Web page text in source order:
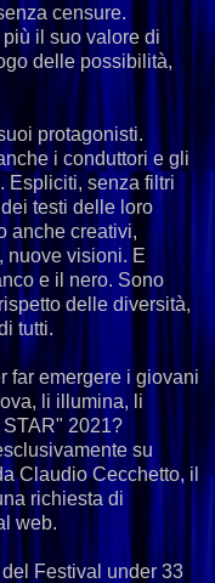
censure.
il suo valore di
delle possibilità,
protagonisti.
i conduttori e gli
Espliciti, senza filtri
testi delle loro
anche creativi,
nuove visioni. E
e il nero. Sono
delle diversità,
tutti.
far emergere i giovani
li illumina, li
2021?
su
Claudio Cecchetto, il
richiesta di
web.
Festival under 33